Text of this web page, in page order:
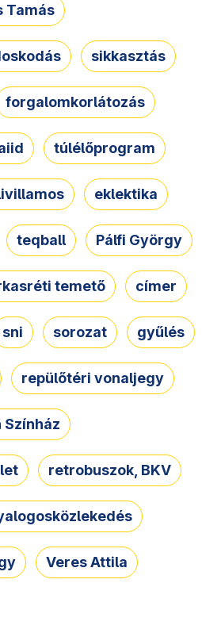
Tamás
sikkasztás
forgalomkorlátozás
túlélőprogram
eklektika
teqball Pálfi György
temető címer
sni sorozat gyűlés
repülőtéri vonaljegy
retrobuszok, BKV
Veres Attila